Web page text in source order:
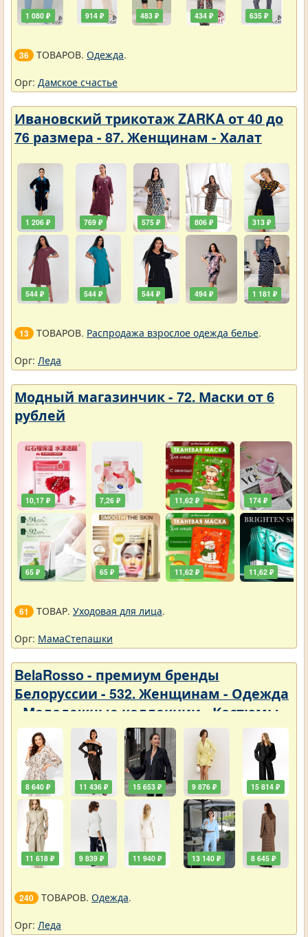
1 080 ₽ 914 ₽ 483 ₽ 434 ₽ 635 ₽
36 ТОВАРОВ. Одежда.
Орг: Дамское счастье
Ивановский трикотаж ZARKA от 40 до
76 размера - 87. Женщинам - Халат
1 206 ₽
544 ₽
769 ₽
544 ₽
575 ₽
544 ₽
806 ₽
494 ₽
313 ₽
1 181 ₽
13 ТОВАРОВ. Распродажа взрослое одежда белье.
Орг: Леда
Модный магазинчик - 72. Маски от 6
рублей
10,17 ₽
65 ₽
7,26 ₽
65 ₽
11,62 ₽
11,62 ₽
174 ₽
11,62 ₽
61 ТОВАР. Уходовая для лица.
Орг: МамаСтепашки
BelaRosso - премиум бренды
Белоруссии - 532. Женщинам - Одежда
- Молодежные коллекции - Костюмы
8 640 ₽
11 618 ₽
11 436 ₽
9 839 ₽
15 653 ₽
11 940 ₽
9 876 ₽
13 140 ₽
15 814 ₽
8 645 ₽
240 ТОВАРОВ. Одежда.
Орг: Леда